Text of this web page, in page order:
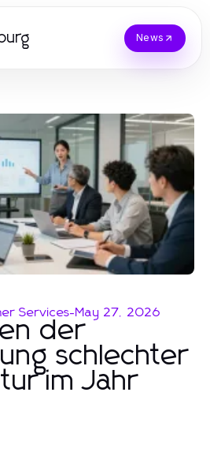
News
Services-May 27, 2026
der
schlechter
im Jahr